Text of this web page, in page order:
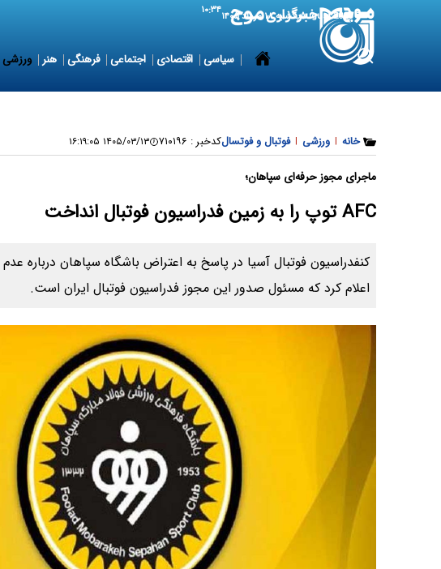
9 August 2026 یکشنبه ۱۸ مرداد ۱۴۰۵ ۱۰:۳۴
سیاسی اقتصادی اجتماعی فرهنگی هنر ورزشی
خانه | ورزشی | فوتبال و فوتسالکدخبر : ۷۱۰۱۹۶ ۱۴۰۵/۰۳/۱۳ ۱۶:۱۹:۰۵
ماجرای مجوز حرفه‌ای سپاهان؛
AFC توپ را به زمین فدراسیون فوتبال انداخت
کنفدراسیون فوتبال آسیا در پاسخ به اعتراض باشگاه سپاهان درباره
اعلام کرد که مسئول صدور این مجوز فدراسیون فوتبال ایران است.